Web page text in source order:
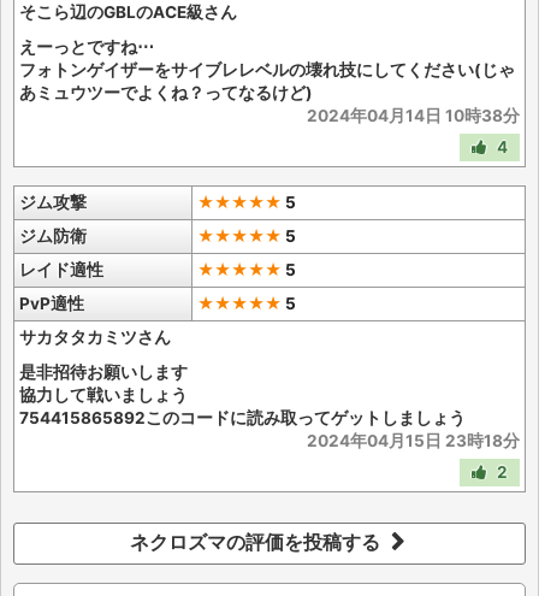
そこら辺のGBLのACE級さん
えーっとですね⋯
フォトンゲイザーをサイブレレベルの壊れ技にしてください(じゃ
あミュウツーでよくね？ってなるけど)
2024年04月14日 10時38分
4
ジム攻撃 ★★★★★ 5
ジム防衛
★★★★★ 5
レイド適性
★★★★★ 5
PvP適性
★★★★★ 5
サカタタカミツさん
是非招待お願いします
協力して戦いましょう
754415865892このコードに読み取ってゲットしましょう
2024年04月15日 23時18分
2
ネクロズマの評価を投稿する